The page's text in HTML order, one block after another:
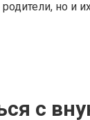
но и
с